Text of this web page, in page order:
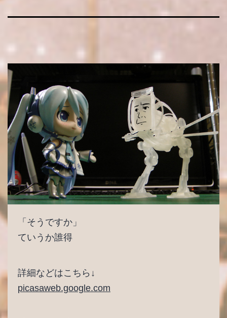
「そうですか」
ていうか誰得
詳細などはこちら↓
picasaweb.google.com